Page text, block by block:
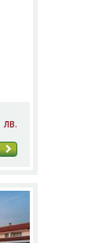
лв.